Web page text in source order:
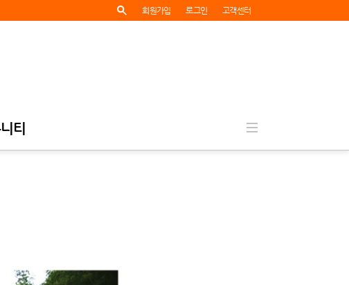
회원가입 로그인 고객센터
티